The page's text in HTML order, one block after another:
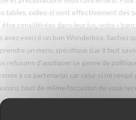
tables, celles-ci sont effectivement des
considérées dans leur jus, voire «
avez exercé un bon Wonderbox.
un menu spécifique (car il faut
refusons d’appliquer ce genre de
à ce partenariat car celui-ci ne
tout de même l’occasion de vous